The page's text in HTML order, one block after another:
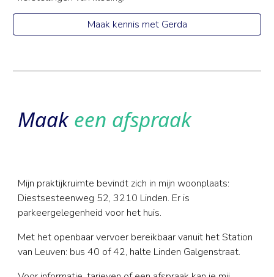
Maak kennis met Gerda
Maakeen afspraak
Mijn praktijkruimte bevindt zich in mijn woonplaats:
Diestsesteenweg 52, 3210 Linden. Er is
parkeergelegenheid voor het huis.
Met het openbaar vervoer bereikbaar vanuit het Station
van Leuven: bus 40 of 42, halte Linden Galgenstraat.